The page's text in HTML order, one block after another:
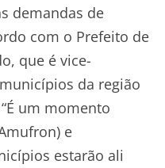
demandas de
com o Prefeito de
que é vice-
da região
um momento
e
estarão ali